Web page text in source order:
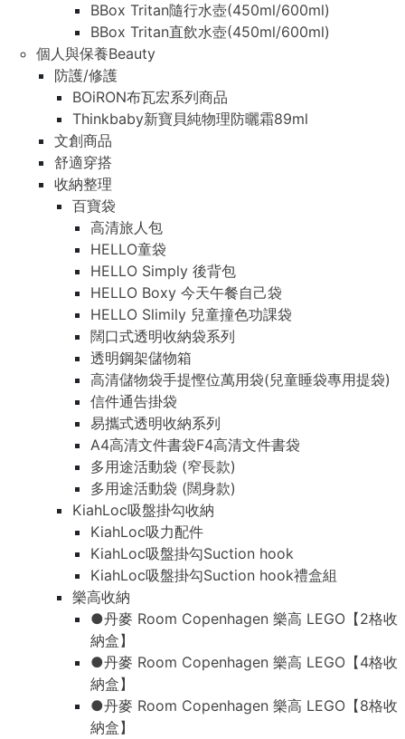
BBox Tritan隨行水壺(450ml/600ml)
BBox Tritan直飲水壺(450ml/600ml)
個人與保養Beauty
防護/修護
BOiRON布瓦宏系列商品
Thinkbaby新寶貝純物理防曬霜89ml
文創商品
舒適穿搭
收納整理
百寶袋
高清旅人包
HELLO童袋
HELLO Simply 後背包
HELLO Boxy 今天午餐自己袋
HELLO Slimily 兒童撞色功課袋
闊口式透明收納袋系列
透明鋼架儲物箱
高清儲物袋手提慳位萬用袋(兒童睡袋專用提袋)
信件通告掛袋
易攜式透明收納系列
A4高清文件書袋F4高清文件書袋
多用途活動袋 (窄長款)
多用途活動袋 (闊身款)
KiahLoc吸盤掛勾收納
KiahLoc吸力配件
KiahLoc吸盤掛勾Suction hook
KiahLoc吸盤掛勾Suction hook禮盒組
樂高收納
●丹麥 Room Copenhagen 樂高 LEGO【2格收
納盒】
●丹麥 Room Copenhagen 樂高 LEGO【4格收
納盒】
●丹麥 Room Copenhagen 樂高 LEGO【8格收
納盒】